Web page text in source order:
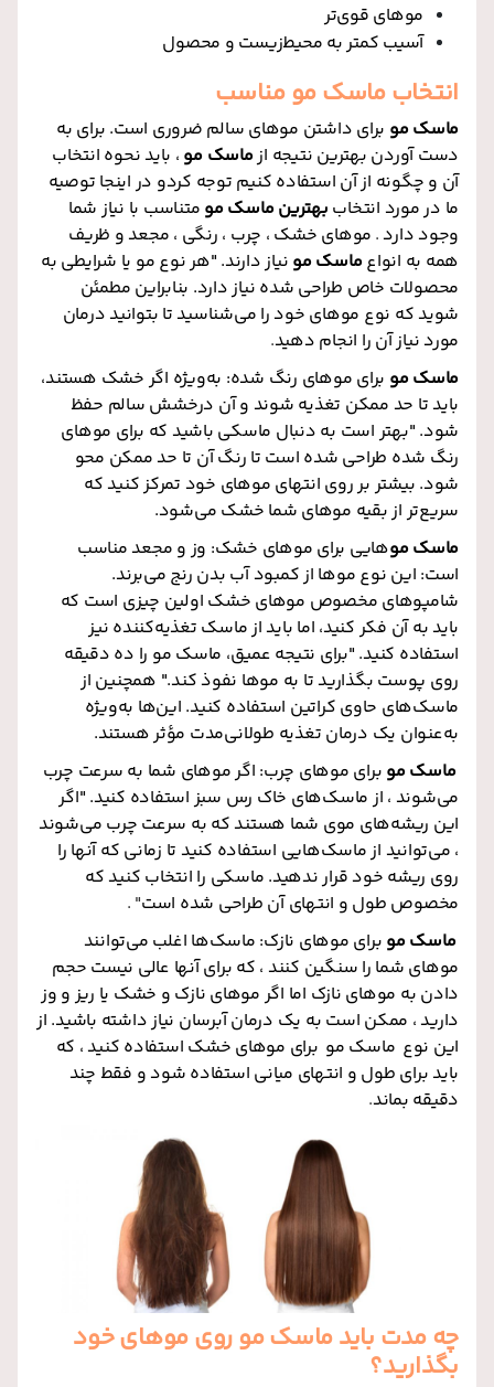
موهای قوی‌تر
آسیب کمتر به محیط‌زیست و محصول
انتخاب ماسک مو مناسب
ماسک مو برای داشتن موهای سالم ضروری است. برای به
دست آوردن بهترین نتیجه ازماسک مو ، باید نحوه انتخاب
آن و چگونه از آن استفاده کنیم توجه کردو در اینجا توصیه
ما در مورد انتخاب بهترین ماسک مو متناسب با نیاز شما
وجود دارد. موهای خشک ، چرب ، رنگی ، مجعد و ظریف
همه به انواعماسک مو نیاز دارند. "هر نوع مو یا شرایطی به
محصولات خاص طراحی شده نیاز دارد. بنابراین مطمئن
شوید که نوع موهای خود را می‌شناسید تا بتوانید درمان
مورد نیاز آن را انجام دهید.
ماسک مو برای موهای رنگ شده: به‌ویژه اگر خشک هستند،
باید تا حد ممکن تغذیه شوند و آن درخشش سالم حفظ
شود. "بهتر است به دنبال ماسکی باشید که برای موهای
رنگ شده طراحی شده است تا رنگ آن تا حد ممکن محو
شود. بیشتر بر روی انتهای موهای خود تمرکز کنید که
سریع‌تر از بقیه موهای شما خشک می‌شود.
ماسکموهایی برای موهای خشک: وز و مجعد مناسب
است: این نوع موها از کمبود آب بدن رنج می‌برند.
شامپوهای مخصوص موهای خشک اولین چیزی است که
باید به آن فکر کنید، اما باید از ماسک تغذیه‌کننده نیز
استفاده کنید. "برای نتیجه عمیق، ماسک مو را ده دقیقه
روی پوست بگذارید تا به موها نفوذ کند." همچنین از
ماسک‌های حاوی کراتین استفاده کنید. این‌ها به‌ویژه
به‌عنوان یک درمان تغذیه طولانی‌مدت مؤثر هستند.
ماسک مو برای موهای چرب: اگر موهای شما به سرعت چرب
می‌شوند ، از ماسک‌های خاک رس سبز استفاده کنید. "اگر
این ریشه‌های موی شما هستند که به سرعت چرب می‌شوند
، می‌توانید از ماسک‌هایی استفاده کنید تا زمانی که آنها را
روی ریشه خود قرار ندهید. ماسکی را انتخاب کنید که
مخصوص طول و انتهای آن طراحی شده است. "
ماسک مو برای موهای نازک: ماسک‌ها اغلب می‌توانند
موهای شما را سنگین کنند ، که برای آنها عالی نیست حجم
دادن به موهای نازک اما اگر موهای نازک و خشک یا ریز و وز
دارید ، ممکن است به یک درمان آبرسان نیاز داشته باشید. از
این نوع ماسک مو برای موهای خشک استفاده کنید ، که
باید برای طول و انتهای میانی استفاده شود و فقط چند
دقیقه بماند.
چه مدت باید ماسک مو روی موهای خود
بگذارید؟